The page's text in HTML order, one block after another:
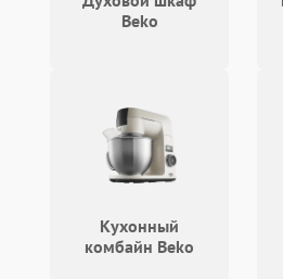
Beko
Кухонный
комбайн Beko